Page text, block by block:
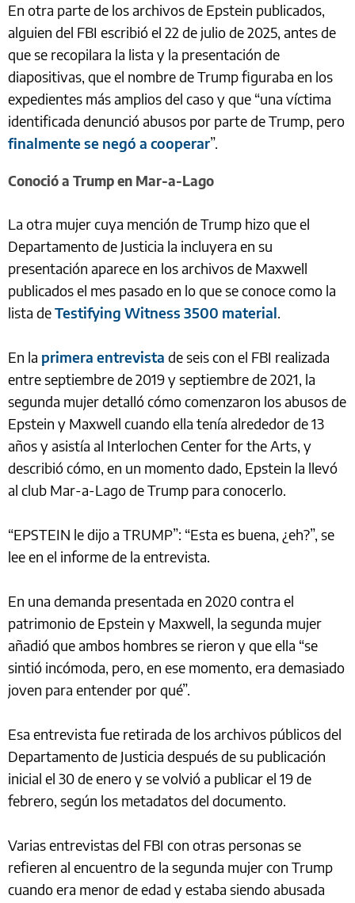
En otra parte de los archivos de Epstein publicados,
alguien del FBI escribió el 22 de julio de 2025, antes de
que se recopilara la lista y la presentación de
diapositivas, que el nombre de Trump figuraba en los
expedientes más amplios del caso y que “una víctima
identificada denunció abusos por parte de Trump, pero
finalmente se negó a cooperar”.
Conoció a Trump en Mar-a-Lago
La otra mujer cuya mención de Trump hizo que el
Departamento de Justicia la incluyera en su
presentación aparece en los archivos de Maxwell
publicados el mes pasado en lo que se conoce como la
lista deTestifying Witness 3500 material.
En la primera entrevista de seis con el FBI realizada
entre septiembre de 2019 y septiembre de 2021, la
segunda mujer detalló cómo comenzaron los abusos de
Epstein y Maxwell cuando ella tenía alrededor de 13
años y asistía al Interlochen Center for the Arts, y
describió cómo, en un momento dado, Epstein la llevó
al club Mar-a-Lago de Trump para conocerlo.
“EPSTEIN le dijo a TRUMP”: “Esta es buena, ¿eh?”, se
lee en el informe de la entrevista.
En una demanda presentada en 2020 contra el
patrimonio de Epstein y Maxwell, la segunda mujer
añadió que ambos hombres se rieron y que ella “se
sintió incómoda, pero, en ese momento, era demasiado
joven para entender por qué”.
Esa entrevista fue retirada de los archivos públicos del
Departamento de Justicia después de su publicación
inicial el 30 de enero y se volvió a publicar el 19 de
febrero, según los metadatos del documento.
Varias entrevistas del FBI con otras personas se
refieren al encuentro de la segunda mujer con Trump
cuando era menor de edad y estaba siendo abusada